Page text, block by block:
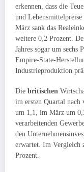
erkennen, dass die
und
März sank das
weitere 0,2 Prozent.
Jahres sogar um
Empire-State-
Industrieproduktion
Die britischen
im ersten Quartal nach
um 1,1, im März um
verarbeitenden
den
erwartet. Im Vergleich
Prozent.